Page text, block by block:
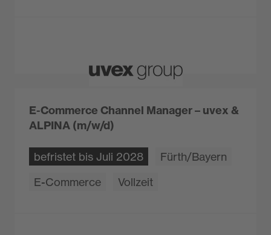
E-Commerce Channel Manager – uvex &
ALPINA (m/w/d)
befristet bis Juli 2028
Fürth/Bayern
E-Commerce
Vollzeit